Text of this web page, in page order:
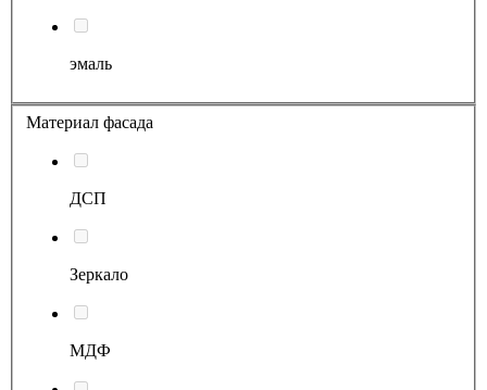
эмаль
Материал фасада
ДСП
Зеркало
МДФ